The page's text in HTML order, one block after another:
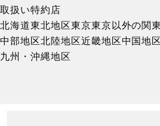
取扱い特約店
北海道東北地区東京東京以外の関
中部地区北陸地区近畿地区中国地区
九州・沖縄地区